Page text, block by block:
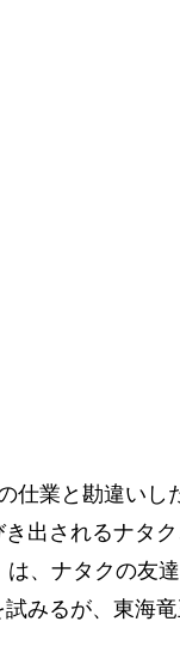
業と勘違いし
出されるナタ
、ナタクの友
みるが、東海